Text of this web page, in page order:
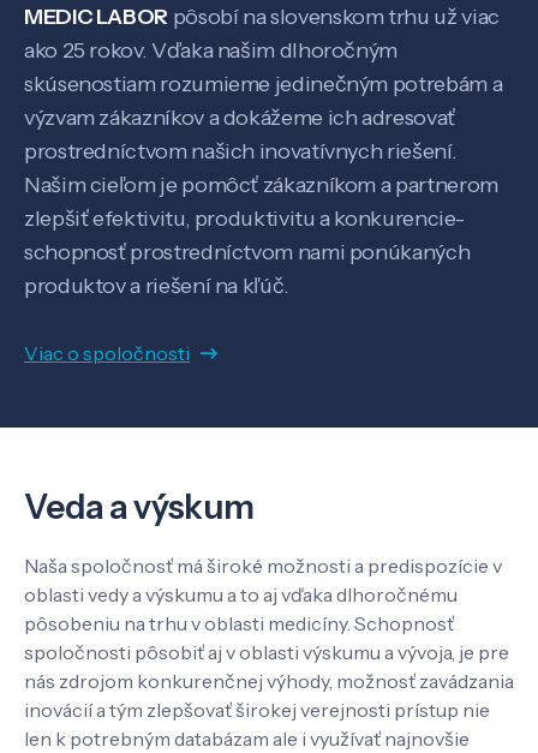
Pôsobenie
Know-how
O nás
Kontakt
MEDIC LABOR pôsobí na slovenskom trhu už viac
ako 25 rokov. Vďaka našim dlhoročným
skúsenostiam rozumieme jedinečným potrebám a
výzvam zákazníkov a dokážeme ich adresovať
prostredníctvom našich inovatívnych riešení.
Našim cieľom je pomôcť zákazníkom a partnerom
zlepšiť efektivitu, produktivitu a konkurencie-
schopnosť prostredníctvom nami ponúkaných
produktov a riešení na kľúč.
Viac o spoločnosti
Veda a výskum
Naša spoločnosť má široké možnosti a predispozície v
oblasti vedy a výskumu a to aj vďaka dlhoročnému
pôsobeniu na trhu v oblasti medicíny. Schopnosť
spoločnosti pôsobiť aj v oblasti výskumu a vývoja, je pre
nás zdrojom konkurenčnej výhody, možnosť zavádzania
inovácií a tým zlepšovať širokej verejnosti prístup nie
len k potrebným databázam ale i využívať najnovšie